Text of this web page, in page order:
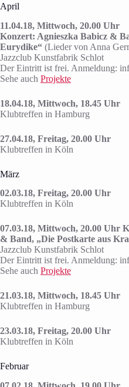
April
11.04.18, Mittwoch, 20.00 Uhr
Konzert: Agnieszka Babicz &
Eurydike“ (Lieder von Anna
Jazzclub Kunstfabrik Schlot
Der Eintritt ist frei. Anmeldung:
Sehe auch Projekte
18.04.18, Mittwoch, 18.45 Uhr
Klubtreffen in Hamburg
27.04.18, Freitag, 20.00 Uhr
Klubtreffen in Köln
März
02.03.18, Freitag, 20.00 Uhr
Klubtreffen in Köln
07.03.18, Mittwoch, 20.00 Uhr
& Band, „Die Postkarte aus
Jazzclub Kunstfabrik Schlot
Der Eintritt ist frei. Anmeldung:
Sehe auch Projekte
21.03.18, Mittwoch, 18.45 Uhr
Klubtreffen in Hamburg
23.03.18, Freitag, 20.00 Uhr
Klubtreffen in Köln
Februar